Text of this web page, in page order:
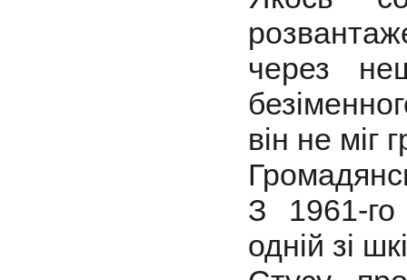
через
він не міг
З 1961-
одній зі